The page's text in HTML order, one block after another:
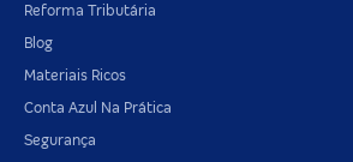
Reforma Tributária
Blog
Materiais Ricos
Conta Azul Na Prática
Segurança